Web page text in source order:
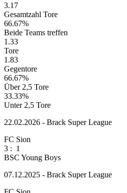
3.17
Gesamtzahl Tore
66.67%
Beide Teams treffen
1.33
Tore
1.83
Gegentore
66.67%
Über 2,5 Tore
33.33%
Unter 2,5 Tore
22.02.2026 - Brack Super League
FC Sion
3 : 1
BSC Young Boys
07.12.2025 - Brack Super League